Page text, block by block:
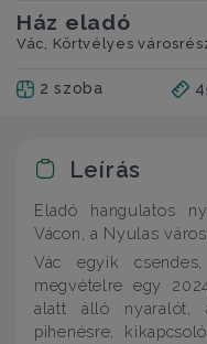
Ház eladó
Vác, Körtvélyes
2 szoba
Leírás
Eladó hangulatos
Vácon, a Nyulas
Vác egyik
megvételre egy
alatt álló nyaralót,
pihenésre,